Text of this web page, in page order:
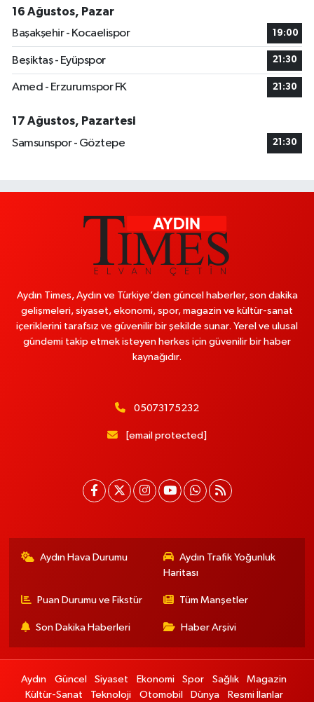
16 Ağustos, Pazar
Başakşehir - Kocaelispor
19:00
Beşiktaş - Eyüpspor 21:30
Amed - Erzurumspor FK 21:30
17 Ağustos, Pazartesi
Samsunspor - Göztepe
21:30
Aydın Times, Aydın ve Türkiye’den güncel haberler, son dakika
gelişmeleri, siyaset, ekonomi, spor, magazin ve kültür-sanat
içeriklerini tarafsız ve güvenilir bir şekilde sunar. Yerel ve ulusal
gündemi takip etmek isteyen herkes için güvenilir bir haber
kaynağıdır.
05073175232
[email protected]
Aydın Hava Durumu
Aydın Trafik Yoğunluk
Haritası
Puan Durumu ve Fikstür Tüm Manşetler
Son Dakika Haberleri Haber Arşivi
Aydın Güncel Siyaset Ekonomi Spor Sağlık
Magazin
Kültür-Sanat
Teknoloji Otomobil Dünya Resmi İlanlar